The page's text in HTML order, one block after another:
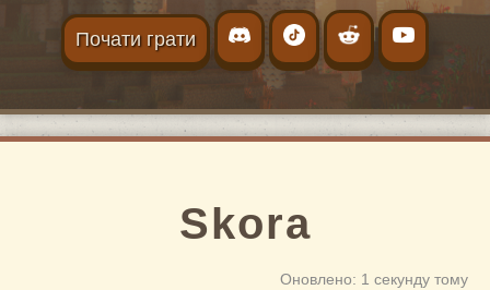
Почати грати
Skora
Оновлено: 1 секунду тому